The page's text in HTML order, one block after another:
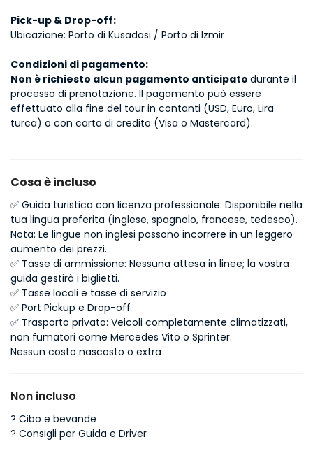
Pick-up & Drop-off:
Ubicazione: Porto di Kusadasi / Porto di Izmir
Condizioni di pagamento:
Non è richiesto alcun pagamento anticipato durante il
processo di prenotazione. Il pagamento può essere
effettuato alla fine del tour in contanti (USD, Euro, Lira
turca) o con carta di credito (Visa o Mastercard).
Cosa è incluso
✅ Guida turistica con licenza professionale: Disponibile nella
tua lingua preferita (inglese, spagnolo, francese, tedesco).
Nota: Le lingue non inglesi possono incorrere in un leggero
aumento dei prezzi.
✅ Tasse di ammissione: Nessuna attesa in linee; la vostra
guida gestirà i biglietti.
✅ Tasse locali e tasse di servizio
✅ Port Pickup e Drop-off
✅ Trasporto privato: Veicoli completamente climatizzati,
non fumatori come Mercedes Vito o Sprinter.
Nessun costo nascosto o extra
Non incluso
? Cibo e bevande
? Consigli per Guida e Driver